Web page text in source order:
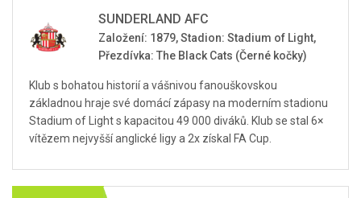
SUNDERLAND AFC
Založení: 1879, Stadion: Stadium of Light,
Přezdívka: The Black Cats (Černé kočky)
Klub s bohatou historií a vášnivou fanouškovskou
základnou hraje své domácí zápasy na moderním stadionu
Stadium of Light s kapacitou 49 000 diváků. Klub se stal 6×
vítězem nejvyšší anglické ligy a 2x získal FA Cup.